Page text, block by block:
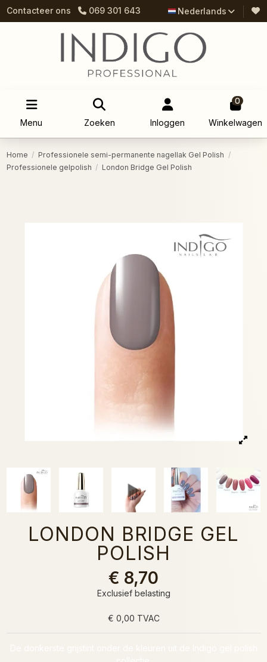
Contacteer ons 069 301 643 Nederlands
Menu Zoeken Inloggen
0
Winkelwagen
Home
Professionele semi-permanente nagellak Gel Polish
Professionele gelpolish
London Bridge Gel Polish
LONDON BRIDGE GEL
POLISH
€ 8,70
Exclusief belasting
€ 0,00 TVAC